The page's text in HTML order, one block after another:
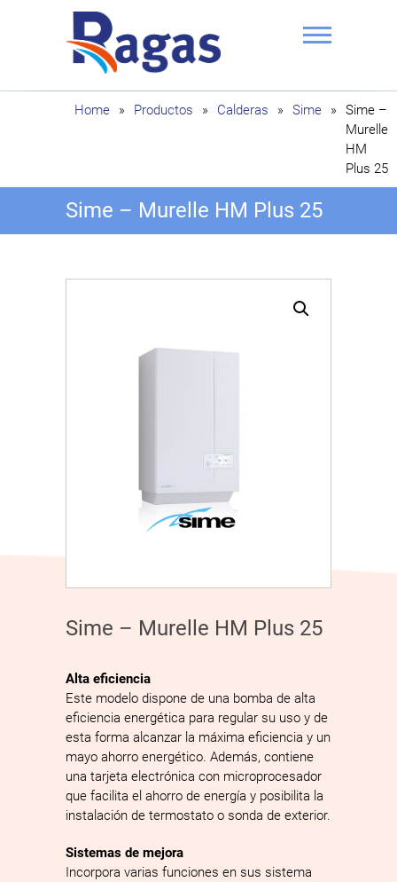
Ragas
Home » Productos » Calderas » Sime »
Sime –
Murelle
HM
Plus 25
Sime – Murelle HM Plus 25
Sime – Murelle HM Plus 25
Alta eficiencia
Este modelo dispone de una bomba de alta
eficiencia energética para regular su uso y de
esta forma alcanzar la máxima eficiencia y un
mayo ahorro energético. Además, contiene
una tarjeta electrónica con microprocesador
que facilita el ahorro de energía y posibilita la
instalación de termostato o sonda de exterior.
Sistemas de mejora
Incorpora varias funciones en sus sistema